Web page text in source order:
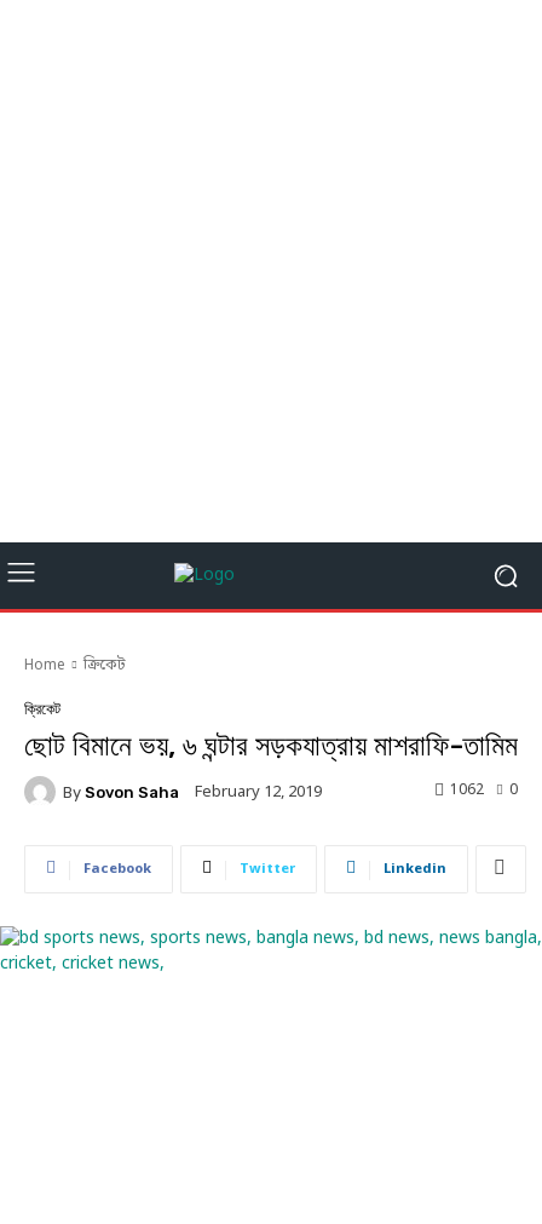
Home ক্রিকেট
ক্রিকেট
ছোট বিমানে ভয়, ৬ ঘন্টার সড়কযাত্রায় মাশরাফি-তামিম
By Sovon Saha February 12, 2019 0
1062
Facebook Twitter Linkedin